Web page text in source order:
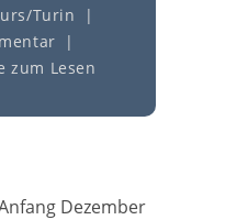
/Turin
zum Lesen
Dezember